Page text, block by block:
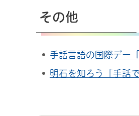
その他
手話言語の国際デー
明石を知ろう「手話